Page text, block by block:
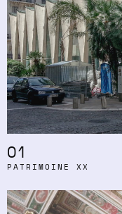
01
PATRIMOINE XX